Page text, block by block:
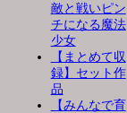
敵と戦いピン
チになる魔法
少女
【まとめて収
録】セット作
品
【みんなで育